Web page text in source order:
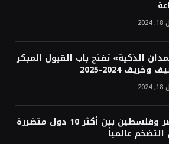
الذكية» تفتح باب القبول المبكر
وخريف 2024-2025
مصر وفلسطين بين أكثر 10 دول متضررة
عالمياً